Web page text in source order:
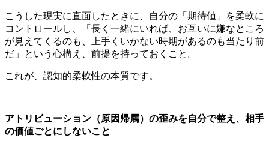
こうした現実に直面したときに、自分の「期待値」を柔軟に
コントロールし、「長く一緒にいれば、お互いに嫌なところ
が見えてくるのも、上手くいかない時期があるのも当たり前
だ」という心構え、前提を持っておくこと。
これが、認知的柔軟性の本質です。
アトリビューション（原因帰属）の歪みを自分で整え、相手
の価値ごとにしないこと